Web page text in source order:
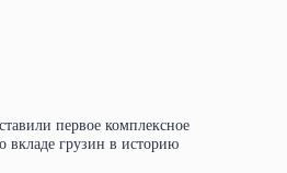
первое комплексное
вкладе грузин в историю